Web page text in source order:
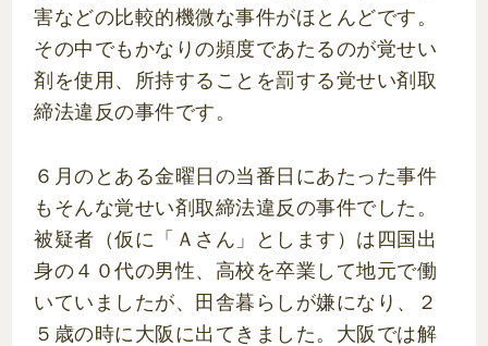
害などの比較的機微な事件がほとんどです。
その中でもかなりの頻度であたるのが覚せい
剤を使用、所持することを罰する覚せい剤取
締法違反の事件です。
６月のとある金曜日の当番日にあたった事件
もそんな覚せい剤取締法違反の事件でした。
被疑者（仮に「Ａさん」とします）は四国出
身の４０代の男性、高校を卒業して地元で働
いていましたが、田舎暮らしが嫌になり、２
５歳の時に大阪に出てきました。大阪では解